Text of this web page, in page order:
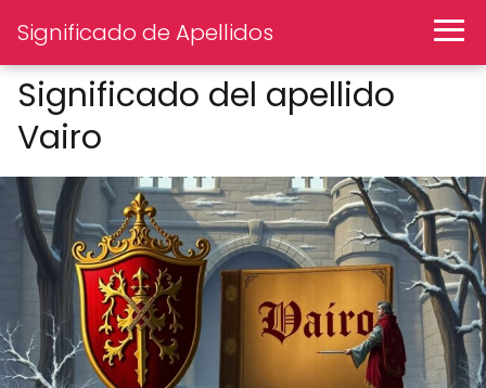
Significado de Apellidos
Significado del apellido
Vairo